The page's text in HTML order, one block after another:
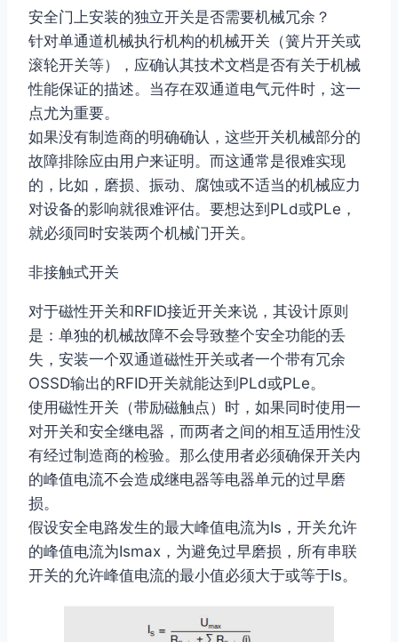
安全门上安装的独立开关是否需要机械冗余？
针对单通道机械执行机构的机械开关（簧片开关或
滚轮开关等），应确认其技术文档是否有关于机械
性能保证的描述。当存在双通道电气元件时，这一
点尤为重要。
如果没有制造商的明确确认，这些开关机械部分的
故障排除应由用户来证明。而这通常是很难实现
的，比如，磨损、振动、腐蚀或不适当的机械应力
对设备的影响就很难评估。要想达到PLd或PLe，
就必须同时安装两个机械门开关。
非接触式开关
对于磁性开关和RFID接近开关来说，其设计原则
是：单独的机械故障不会导致整个安全功能的丢
失，安装一个双通道磁性开关或者一个带有冗余
OSSD输出的RFID开关就能达到PLd或PLe。
使用磁性开关（带励磁触点）时，如果同时使用一
对开关和安全继电器，而两者之间的相互适用性没
有经过制造商的检验。那么使用者必须确保开关内
的峰值电流不会造成继电器等电器单元的过早磨
损。
假设安全电路发生的最大峰值电流为Is，开关允许
的峰值电流为Ismax，为避免过早磨损，所有串联
开关的允许峰值电流的最小值必须大于或等于Is。